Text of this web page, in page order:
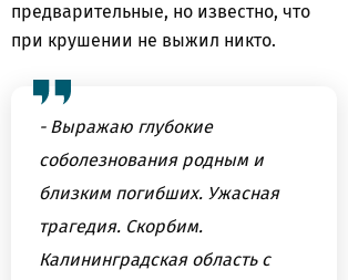
предварительные, но известно, что
при крушении не выжил никто.
- Выражаю глубокие
соболезнования родным и
близким погибших. Ужасная
трагедия. Скорбим.
Калининградская область с